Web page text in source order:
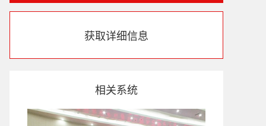
获取详细信息
相关系统